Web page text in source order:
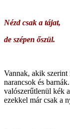
Nézd csak a tájat,
de szépen őszül.
Vannak, akik szerint
narancsok és
valószerűtlenül kék
ezekkel már csak a